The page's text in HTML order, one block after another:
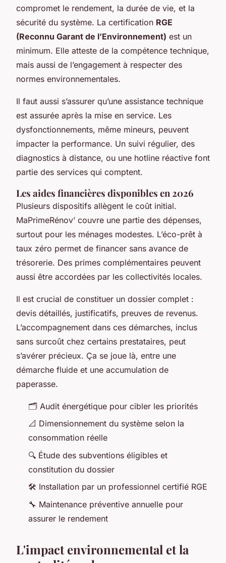
compromet le rendement, la durée de vie, et la
sécurité du système. La certification RGE
(Reconnu Garant de l’Environnement) est un
minimum. Elle atteste de la compétence technique,
mais aussi de l’engagement à respecter des
normes environnementales.
Il faut aussi s’assurer qu’une assistance technique
est assurée après la mise en service. Les
dysfonctionnements, même mineurs, peuvent
impacter la performance. Un suivi régulier, des
diagnostics à distance, ou une hotline réactive font
partie des services qui comptent.
Les aides financières disponibles en 2026
Plusieurs dispositifs allègent le coût initial.
MaPrimeRénov’ couvre une partie des dépenses,
surtout pour les ménages modestes. L’éco-prêt à
taux zéro permet de financer sans avance de
trésorerie. Des primes complémentaires peuvent
aussi être accordées par les collectivités locales.
Il est crucial de constituer un dossier complet :
devis détaillés, justificatifs, preuves de revenus.
L’accompagnement dans ces démarches, inclus
sans surcoût chez certains prestataires, peut
s’avérer précieux. Ça se joue là, entre une
démarche fluide et une accumulation de
paperasse.
🗂️ Audit énergétique pour cibler les priorités
📐 Dimensionnement du système selon la
consommation réelle
🔍 Étude des subventions éligibles et
constitution du dossier
🛠️ Installation par un professionnel certifié RGE
🔧 Maintenance préventive annuelle pour
assurer le rendement
L'impact environnemental et la